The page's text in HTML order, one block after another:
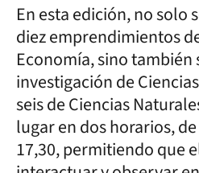
En esta edición, no solo
diez emprendimientos
Economía, sino también
investigación de
seis de Ciencias
lugar en dos horarios, de
17,30, permitiendo que